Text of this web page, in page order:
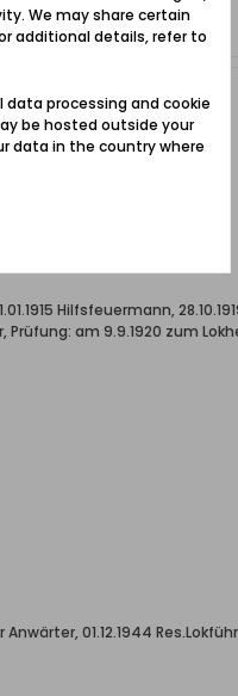
Hilfsfeuermann,
Prüfung: am 9.9.1920 zum
01.12.1944
We may share certain
additional details, refer to
processing and cookie
be hosted outside your
data in the country where